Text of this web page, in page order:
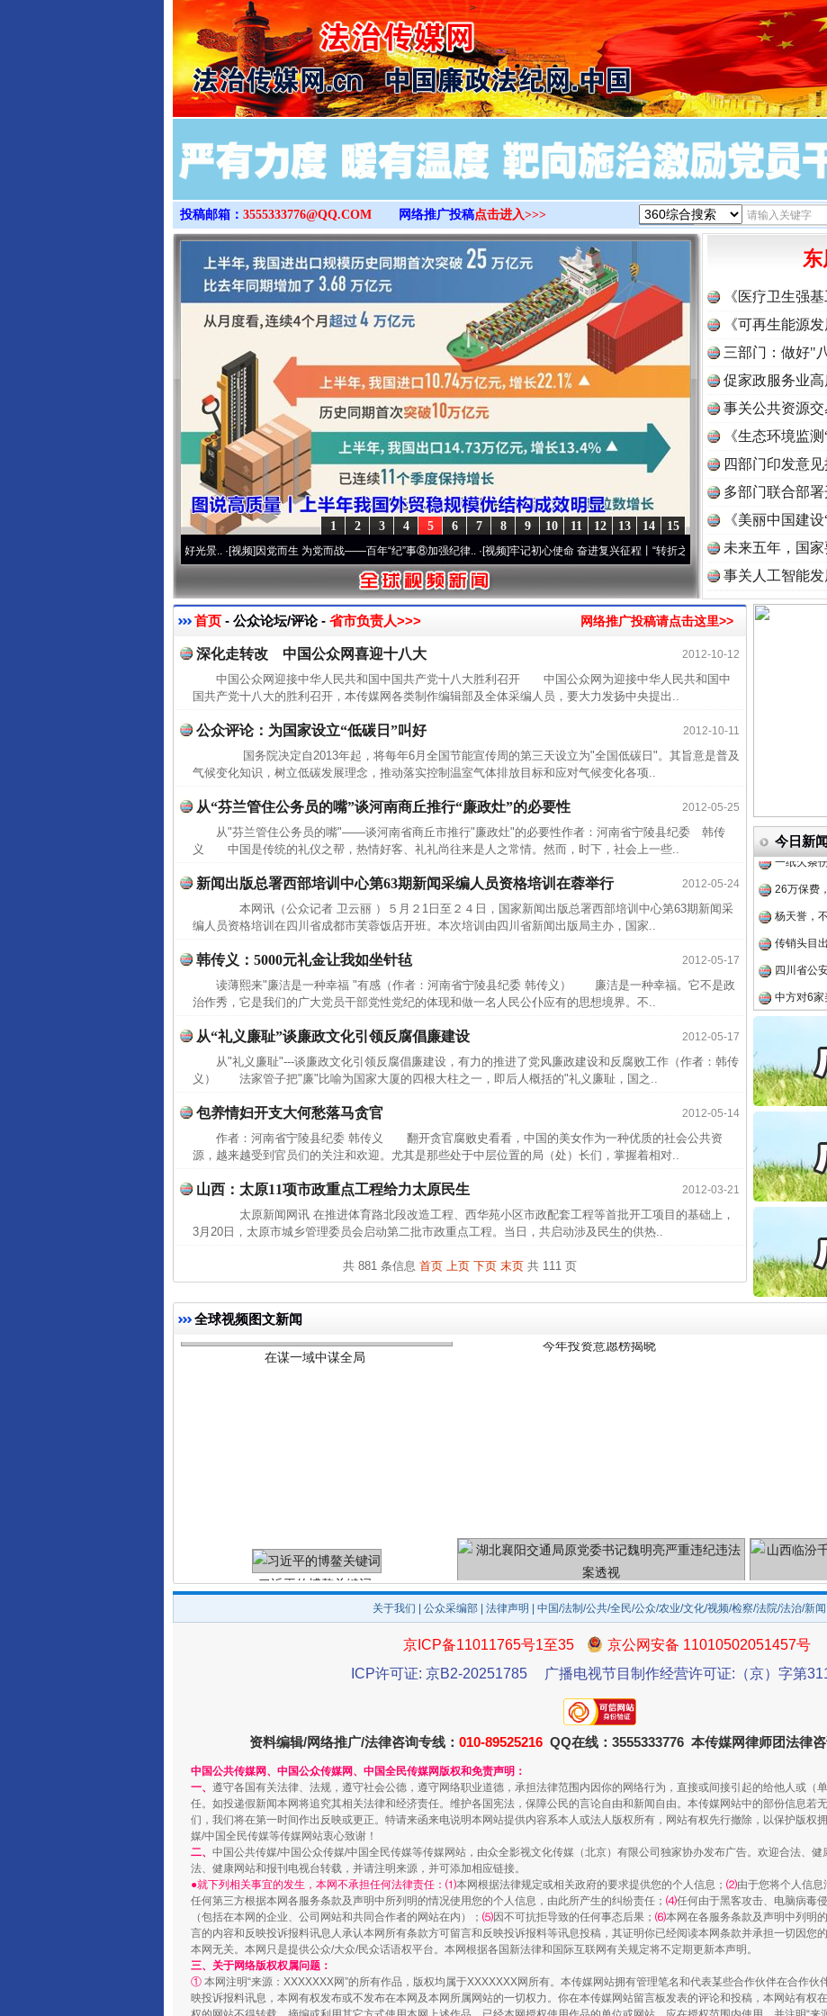
>
投稿邮箱： 3555333776@QQ.COM 网络推广投稿点击进入>>>
15
14
13
12
11
10
9
8
7
6
5
4
3
2
1
使命 奋进复兴征程丨宝塔山下好光景..·[视频]因党而生 为党而战——百年“纪”事⑧加强纪律..·[视频]牢记初心使命 奋进复兴征程丨“转折之城”激荡.. ·[视频]牢记初心使命 奋进
《医疗卫生强
《可再生能源
三部门：做好"
促家政服务业
事关公共资源
《生态环境监
读
四部门印发意
多部门联合部
《美丽中国建
未来五年，国
事关人工智能
首页 - 公众论坛/评论 - 省市负责人>>> 网络推广投稿请点击这里>>
2012-10-12
深化走转改 中国公众网喜迎十八大
中国公众网迎接中华人民共和国中国共产党十八大胜利召开 中国公众网为迎接中华人民共和国中
国共产党十八大的胜利召开，本传媒网各类制作编辑部及全体采编人员，要大力发扬中央提出..
2012-10-11
公众评论：为国家设立“低碳日”叫好
国务院决定自2013年起，将每年6月全国节能宣传周的第三天设立为"全国低碳日"。其旨意是普及
气候变化知识，树立低碳发展理念，推动落实控制温室气体排放目标和应对气候变化各项..
2012-05-25
从“芬兰管住公务员的嘴”谈河南商丘推行“廉政灶”的必要性
从"芬兰管住公务员的嘴"——谈河南省商丘市推行"廉政灶"的必要性作者：河南省宁陵县纪委 韩传
义 中国是传统的礼仪之帮，热情好客、礼礼尚往来是人之常情。然而，时下，社会上一些..
2012-05-24
新闻出版总署西部培训中心第63期新闻采编人员资格培训在蓉举行
本网讯（公众记者 卫云丽 ）５月２1日至２４日，国家新闻出版总署西部培训中心第63期新闻采
编人员资格培训在四川省成都市芙蓉饭店开班。本次培训由四川省新闻出版局主办，国家..
2012-05-17
韩传义：5000元礼金让我如坐针毡
读薄熙来"廉洁是一种幸福 "有感（作者：河南省宁陵县纪委 韩传义） 廉洁是一种幸福。它不是政
治作秀，它是我们的广大党员干部党性党纪的体现和做一名人民公仆应有的思想境界。不..
2012-05-17
从“礼义廉耻”谈廉政文化引领反腐倡廉建设
从"礼义廉耻"---谈廉政文化引领反腐倡廉建设，有力的推进了党风廉政建设和反腐败工作（作者：韩传
义） 法家管子把"廉"比喻为国家大厦的四根大柱之一，即后人概括的"礼义廉耻，国之..
2012-05-14
包养情妇开支大何愁落马贪官
作者：河南省宁陵县纪委 韩传义 翻开贪官腐败史看看，中国的美女作为一种优质的社会公共资
源，越来越受到官员们的关注和欢迎。尤其是那些处于中层位置的局（处）长们，掌握着相对..
2012-03-21
山西：太原11项市政重点工程给力太原民生
太原新闻网讯 在推进体育路北段改造工程、西华苑小区市政配套工程等首批开工项目的基础上，
3月20日，太原市城乡管理委员会启动第二批市政重点工程。当日，共启动涉及民生的供热..
共 881 条信息 首页 上页 下页 末页 共 111 页
今日新
一纸欠条
26万保费
杨天誉，
传销头目
四川省公
中方对6
中国发起
从“无产
最高检抗
事故致5死
近期涉私
半生相守
一纸欠条
杨天誉，
传销头目
四川省公
中国发起
全球视频图文新闻
网上购药对药下症？
茶叶“炒上天”
这是一记警钟！
“刷贴”乱象丛生
揭批美国五大"原罪" "炒鞋教程"里的骗局
关于我们 公众采编部 法律声明 | 中国/法制/公共/全民/公众/农业/文化/视频/检察/法院/法治/新闻
京ICP备11011765号1至35
京公网安备 11010502051457号
ICP许可证: 京B2-20251785
广播电视节目制作经营许可证:（京）字第
资料编辑/网络推广/法律咨询专线： 010-89525216 QQ在线：3555333776 本传媒网律师团法律咨
中国公共传媒网、中国公众传媒网、中国全民传媒网版权和免责声明：
一、 遵守各国有关法律、法规，遵守社会公德，遵守网络职业道德，承担法律范围内因你的网络行为，直接或间接引起的给他人或（
任。如投递假新闻本网将追究其相关法律和经济责任。维护各国宪法，保障公民的言论自由和新闻自由。本传媒网站中的部份信息若
们，我们将在第一时间作出反映或更正。特请来函来电说明本网站提供内容系本人或法人版权所有，网站有权先行撤除，以保护版权
媒/中国全民传媒等传媒网站衷心致谢！
二、 中国公共传媒/中国公众传媒/中国全民传媒等传媒网站，由众全影视文化传媒（北京）有限公司独家协办发布广告。欢迎合法、
法、健康网站和报刊电视台转载，并请注明来源，并可添加相应链接。
●就下列相关事宜的发生，本网不承担任何法律责任：⑴本网根据法律规定或相关政府的要求提供您的个人信息； ⑵由于您将个人信息
任何第三方根据本网各服务条款及声明中所列明的情况使用您的个人信息，由此所产生的纠纷责任； ⑷任何由于黑客攻击、电脑病毒
（包括在本网的企业、公司网站和共同合作者的网站在内）； ⑸因不可抗拒导致的任何事态后果； ⑹本网在各服务条款及声明中列明
言的内容和反映投诉报料讯息人承认本网所有条款方可留言和反映投诉报料等讯息投稿，其证明你已经阅读本网条款并承担一切因您
本网无关。本网只是提供公众/大众/民众话语权平台。本网根据各国新法律和国际互联网有关规定将不定期更新本声明。
三、关于网络版权权属问题：
① 本网注明“来源：XXXXXXX网”的所有作品，版权均属于XXXXXXX网所有。本传媒网站拥有管理笔名和代表某些合作伙伴在合作伙
映投诉报料讯息，本网有权发布或不发布在本网及本网所属网站的一切权力。你在本传媒网站留言板发表的评论和投稿，本网站有权